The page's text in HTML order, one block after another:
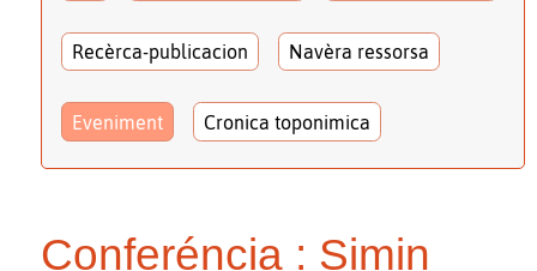
Recèrca-publicacion Navèra ressorsa
Eveniment Cronica toponimica
Conferéncia : Simin